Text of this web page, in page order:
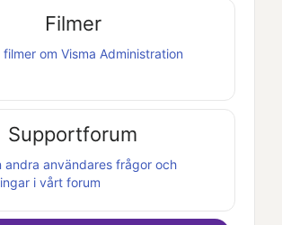
Filmer
filmer om Visma Administration
Supportforum
andra användares frågor och
i vårt forum